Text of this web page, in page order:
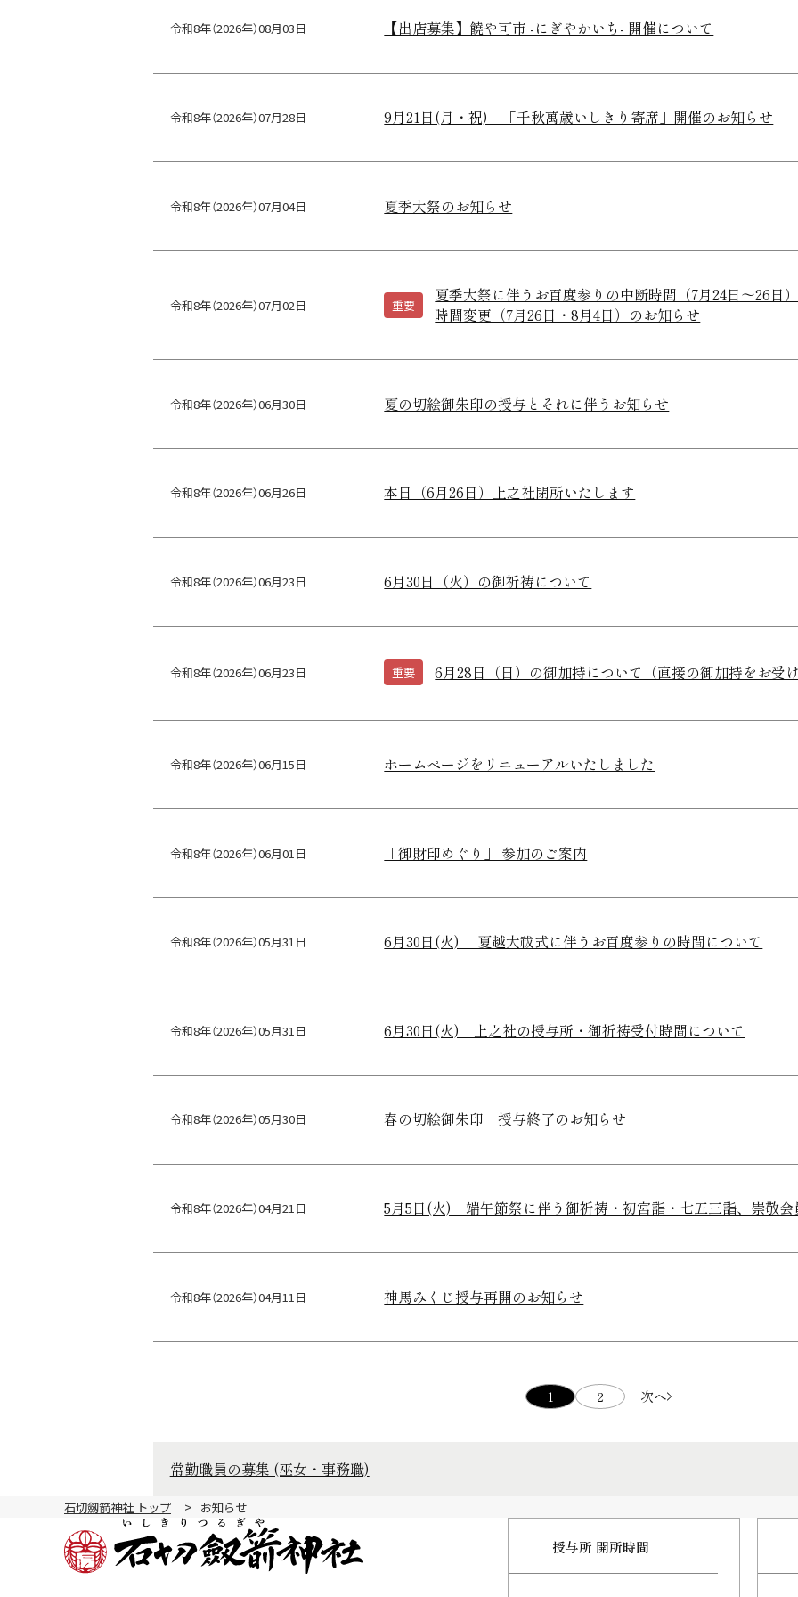
令和8年（2026年）08月03日 【出店募集】饒や可市 -にぎやかいち- 開催について
令和8年（2026年）07月28日 9月21日(月・祝) 「千秋萬歳いしきり寄席」開催のお知らせ
令和8年（2026年）07月04日 夏季大祭のお知らせ
令和8年（2026年）07月02日 重要
夏季大祭に伴うお百度参りの中断時間（7月24日～26日
時間変更（7月26日・8月4日）のお知らせ
令和8年（2026年）06月30日 夏の切絵御朱印の授与とそれに伴うお知らせ
令和8年（2026年）06月26日 本日（6月26日）上之社閉所いたします
令和8年（2026年）06月23日 6月30日（火）の御祈祷について
令和8年（2026年）06月23日 重要 6月28日（日）の御加持について（直接の御加持をお受
令和8年（2026年）06月15日 ホームページをリニューアルいたしました
令和8年（2026年）06月01日 「御財印めぐり」 参加のご案内
令和8年（2026年）05月31日 6月30日(火) 夏越大祓式に伴うお百度参りの時間について
令和8年（2026年）05月31日 6月30日(火) 上之社の授与所・御祈祷受付時間について
令和8年（2026年）05月30日 春の切絵御朱印 授与終了のお知らせ
令和8年（2026年）04月21日 5月5日(火) 端午節祭に伴う御祈祷・初宮詣・七五三詣、崇敬
令和8年（2026年）04月11日 神馬みくじ授与再開のお知らせ
1 2 次へ
常勤職員の募集 (巫女・事務職)
石切劔箭神社 トップ お知らせ
授与所 開所時間